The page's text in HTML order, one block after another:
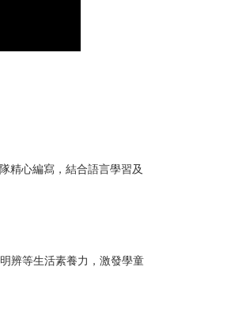
精心編寫，結合語言學習及
辨等生活素養力，激發學童